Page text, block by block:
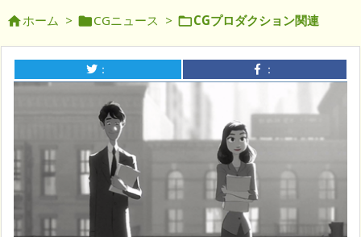
ホーム > CGニュース > CGプロダクション関連
： ：